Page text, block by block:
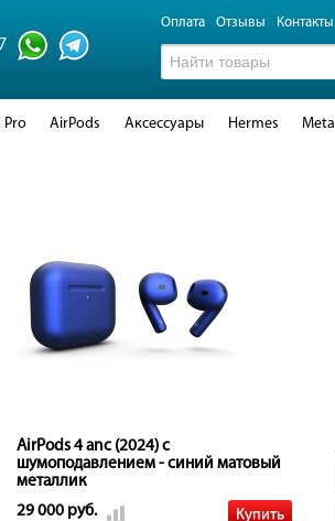
Оплата Отзывы Контакты
Pro AirPods Аксессуары Hermes Meta
AirPods 4 anc (2024) с
шумоподавлением - синий матовый
металлик
29 000 руб.